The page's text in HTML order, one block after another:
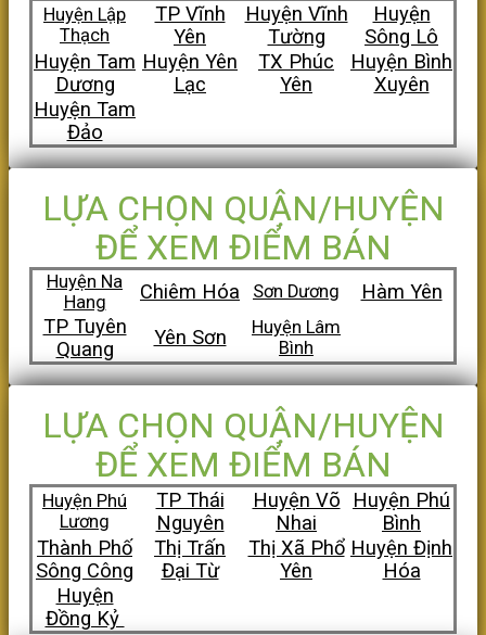
Huyện Lập
Thạch
TP Vĩnh
Yên
Huyện Vĩnh
Tường
Huyện
Sông Lô
Huyện Tam
Dương
Huyện Yên
Lạc
TX Phúc
Yên
Huyện Bình
Xuyên
Huyện Tam
Đảo
LỰA CHỌN QUẬN/HUYỆN
ĐỂ XEM ĐIỂM BÁN
Huyện Na
Hang
Chiêm Hóa Sơn Dương
Hàm Yên
TP Tuyên
Quang
Yên Sơn
Huyện Lâm
Bình
LỰA CHỌN QUẬN/HUYỆN
ĐỂ XEM ĐIỂM BÁN
Huyện Phú
Lương
TP Thái
Nguyên
Huyện Võ
Nhai
Huyện Phú
Bình
Thành Phố
Sông Công
Thị Trấn
Đại Từ
Thị Xã Phổ
Yên
Huyện Định
Hóa
Huyện
Đồng Kỷ